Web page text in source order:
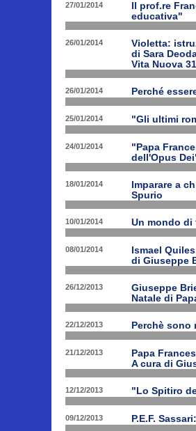
27/01/2014
Il prof.re
educativa"
26/01/2014
Violetta:
di Sara
Vita Nuova
26/01/2014 Perché
25/01/2014 "Gli ultimi
24/01/2014
"Papa
dell'Opus
18/01/2014
Imparare a
Spurio
10/01/2014 Un mondo di
08/01/2014
Ismael
di Giuseppe
26/12/2013
Giuseppe
Natale di
22/12/2013 Perchè sono
21/12/2013
Papa
A cura di
12/12/2013 "Lo Spitiro
09/12/2013 P.E.F.